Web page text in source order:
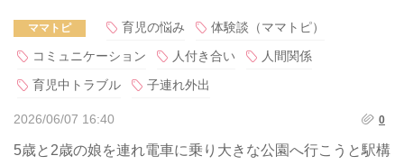
ママトピ 育児の悩み
体験談（ママトピ）
コミュニケーション
人付き合い
人間関係
育児中トラブル
子連れ外出
2026/06/07 16:40 0
5歳と2歳の娘を連れ電車に乗り大きな公園へ行こうと駅構